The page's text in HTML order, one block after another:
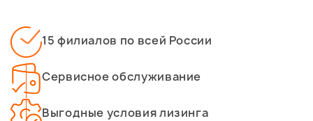
15 филиалов по всей России
Сервисное обслуживание
Выгодные условия лизинга